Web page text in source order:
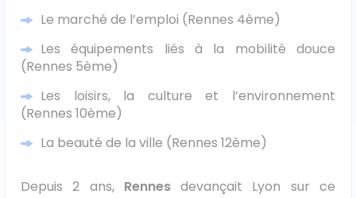
Peugeot
Renault
Volkswagen
Le marché de l’emploi (Rennes 4ème)
Les équipements liés à la mobilité douce
(Rennes 5ème)
Les loisirs, la culture et l’environnement
(Rennes 10ème)
La beauté de la ville (Rennes 12ème)
Depuis 2 ans, Rennesdevançait Lyon sur ce